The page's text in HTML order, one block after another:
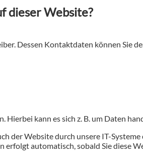
dieser Website?
Dessen Kontaktdaten können Sie
kann es sich z. B. um Daten
der Website durch unsere IT-
erfolgt automatisch, sobald Sie diese